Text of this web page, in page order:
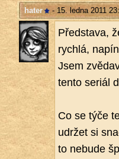
hater - 15. ledna 2011
Před­sta­va,
rych­lá,
Jsem
tento se­ri­ál
Co se týče
udr­žet si
to ne­bu­de